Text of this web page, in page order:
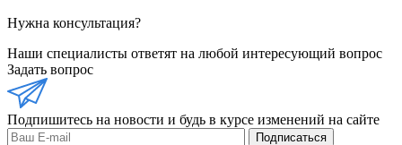
Нужна консультация?
Наши специалисты ответят на любой интересующий вопрос
Задать вопрос
Подпишитесь на новости и будь в курсе изменений на сайте
Подписаться